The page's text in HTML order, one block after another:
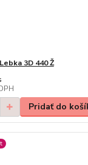
3D 440 Ž
Pridať do